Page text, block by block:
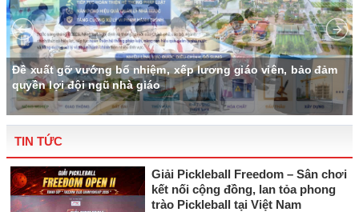
Đề xuất gỡ vướng bổ nhiệm, xếp lương giáo viên, bảo đảm
quyền lợi đội ngũ nhà giáo
TIN TỨC
Giải Pickleball Freedom – Sân chơi
kết nối cộng đồng, lan tỏa phong
trào Pickleball tại Việt Nam